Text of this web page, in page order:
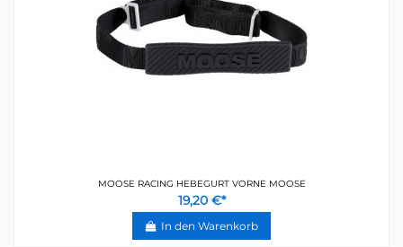
MOOSE RACING HEBEGURT VORNE MOOSE
19,20 €*
In den Warenkorb